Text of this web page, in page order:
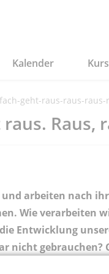
Kalender
geht-raus-raus-raus-
Raus,
arbeiten nach
Wie verarbeiten
Entwicklung
nicht
Gemeinsam